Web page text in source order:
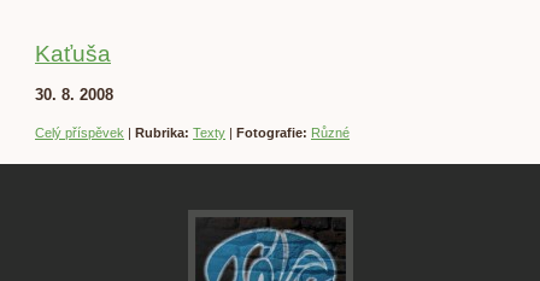
Kaťuša
30. 8. 2008
Celý příspěvek | Rubrika: Texty | Fotografie: Různé